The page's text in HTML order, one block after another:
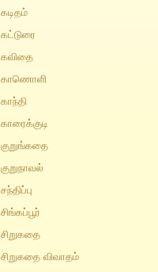
கடிதம்
கட்டுரை
கவிதை
காணொளி
காந்தி
காரைக்குடி
குறுங்கதை
குறுநாவல்
சந்திப்பு
சிங்கப்பூர்
சிறுகதை
சிறுகதை விவாதம்